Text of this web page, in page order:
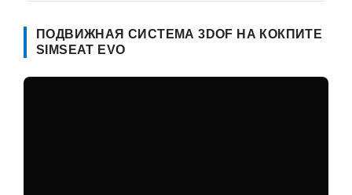
ПОДВИЖНАЯ СИСТЕМА 3DOF НА КОКПИТЕ
SIMSEAT EVO